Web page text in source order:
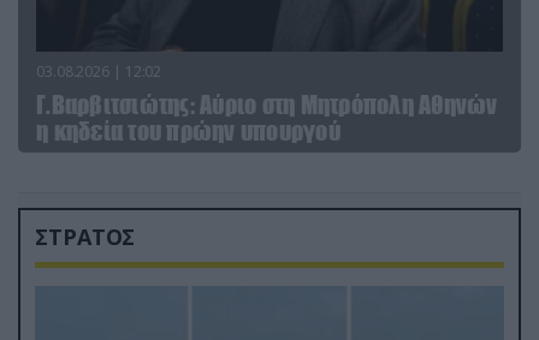
03.08.2026 | 12:02
Γ.Βαρβιτσιώτης: Aύριο στη Μητρόπολη Αθηνών
η κηδεία του πρώην υπουργού
ΣΤΡΑΤΟΣ